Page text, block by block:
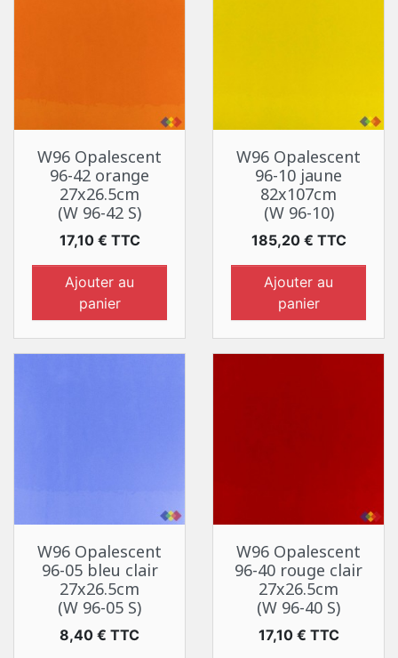
W96 Opalescent
96-42 orange
27x26.5cm
(W 96-42 S)
Prix
17,10 € TTC
Ajouter au
panier
W96 Opalescent
96-10 jaune
82x107cm
(W 96-10)
Prix
185,20 € TTC
Ajouter au
panier
W96 Opalescent
96-05 bleu clair
27x26.5cm
(W 96-05 S)
Prix
8,40 € TTC
W96 Opalescent
96-40 rouge clair
27x26.5cm
(W 96-40 S)
Prix
17,10 € TTC